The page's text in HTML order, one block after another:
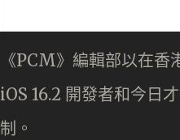
《PCM》編輯部以在香
iOS 16.2 開發者和今日
制。